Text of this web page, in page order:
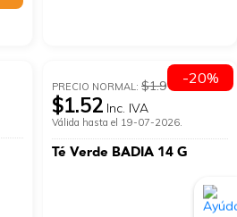
PRECIO NORMAL:$1.9
$1.52 Inc. IVA
Válida hasta el 19-07-2026.
Té Verde BADIA 14 G
-20%